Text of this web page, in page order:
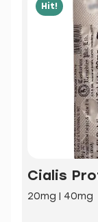
Hit!
Cialis
20mg | 40mg